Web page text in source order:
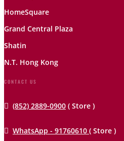
HomeSquare
Grand Central Plaza
Shatin
N.T. Hong Kong
CONTACT US
 (852) 2889-0900 ( Store )
 WhatsApp - 91760610 ( Store )